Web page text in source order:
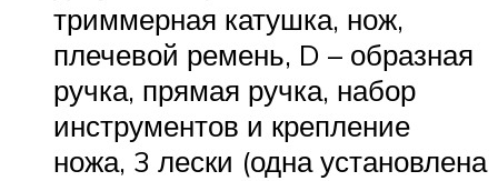
триммерная катушка, нож,
плечевой ремень, D – образная
ручка, прямая ручка, набор
инструментов и крепление
ножа, 3 лески (одна установлена